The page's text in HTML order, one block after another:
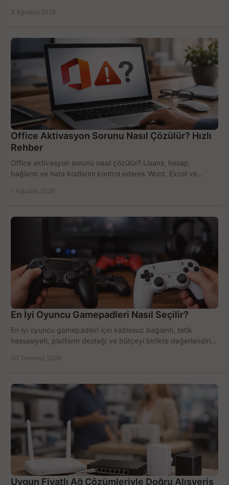
3 Ağustos 2026
Office Aktivasyon Sorunu Nasıl Çözülür? Hızlı
Rehber
Office aktivasyon sorunu nasıl çözülür? Lisans, hesap,
bağlantı ve hata kodlarını kontrol ederek Word, Excel ve
1 Ağustos 2026
En İyi Oyuncu Gamepadleri Nasıl Seçilir?
En iyi oyuncu gamepadleri için kablosuz bağlantı, tetik
hassasiyeti, platform desteği ve bütçeyi birlikte değerlendirin;
30 Temmuz 2026
Uygun Fiyatlı Ağ Çözümleriyle Doğru Alışveriş